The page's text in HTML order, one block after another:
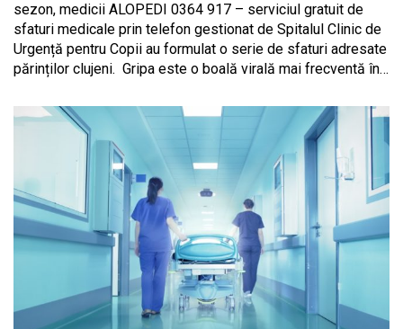
sezon, medicii ALOPEDI 0364 917 – serviciul gratuit de
sfaturi medicale prin telefon gestionat de Spitalul Clinic de
Urgență pentru Copii au formulat o serie de sfaturi adresate
părinților clujeni. Gripa este o boală virală mai frecventă în…